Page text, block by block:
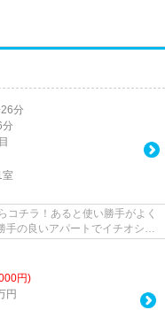
26分
分
室
コチラ！あると使い勝手がよく
手の良いアパートでイチオシの
円)
円